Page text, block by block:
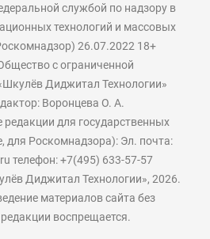
службой по надзору в
технологий и массовых
26.07.2022 18+
с ограниченной
Диджитал Технологии»
Воронцева О. А.
для государственных
для Роскомнадзора): Эл. почта:
телефон: +7(495) 633-57-57
Диджитал Технологии», 2026.
материалов сайта без
воспрещается.